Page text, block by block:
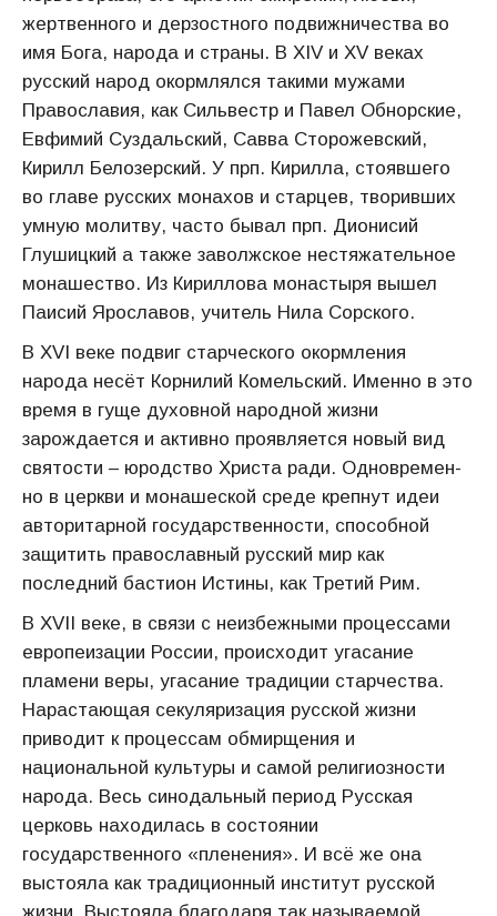
жертвенного и дерзостного подвижничества во
имя Бога, народа и страны. В ХIV и ХV веках
русский народ окормлялся такими мужами
Православия, как Сильвестр и Павел Обнорские,
Евфимий Суздальский, Савва Сторожевский,
Кирилл Белозерский. У прп. Кирилла, стоявшего
во главе русских монахов и старцев, творивших
умную молитву, часто бывал прп. Дионисий
Глушицкий а также заволжское нестяжательное
монашество. Из Кириллова монастыря вышел
Паисий Ярославов, учитель Нила Сорского.
В ХVI веке подвиг старческого окормления
народа несёт Корнилий Ко­мельский. Именно в это
время в гуще духовной народной жизни
зарождается и активно проявляется новый вид
святости – юродство Христа ради. Одновремен­
но в церкви и монашеской среде крепнут идеи
авторитарной государственности, способной
защитить православный русский мир как
последний бастион Истины, как Третий Рим.
В ХVII веке, в связи с неизбежными процессами
европеизации России, происходит угасание
пламени веры, угасание традиции старчества.
Нарастающая секуляризация русской жизни
приводит к процессам обмирщения и
национальной культуры и самой религиозности
народа. Весь синодальный период Русская
церковь находилась в состоянии
государственного «пленения». И всё же она
выстояла как традиционный институт русской